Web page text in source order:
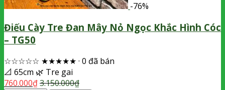
-76%
Điếu Cày Tre Đan Mây Nỏ Ngọc Khắc Hình Cóc
– TG50
☆☆☆☆☆ ★★★★★ · 0 đã bán
📐 65cm 🌿 Tre gai
760.000₫3.150.000₫